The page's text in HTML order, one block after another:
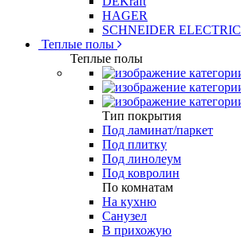
HAGER
SCHNEIDER ELECTRIC
Теплые полы
Теплые полы
Тип покрытия
Под ламинат/паркет
Под плитку
Под линолеум
Под ковролин
По комнатам
На кухню
Санузел
В прихожую